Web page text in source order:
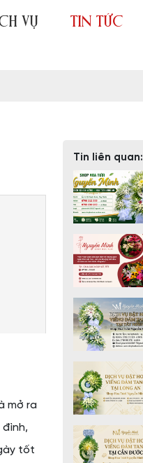
VỤ TIN TỨC
mở ra
tốt
Tin liên quan: